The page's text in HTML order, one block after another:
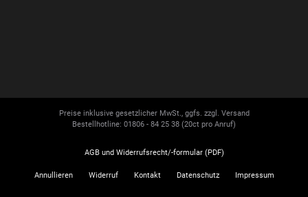
Preise inklusive gesetzlicher MwSt., ggfs. zzgl. Versand
Bestellhotline: 01806 - 84 25 38 (20ct pro Anruf)
AGB und Widerrufsrecht/-formular (PDF)
Annullieren Widerruf Kontakt Datenschutz Impressum